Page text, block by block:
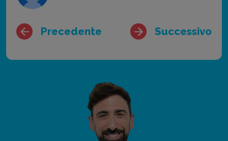
Precedente Successivo